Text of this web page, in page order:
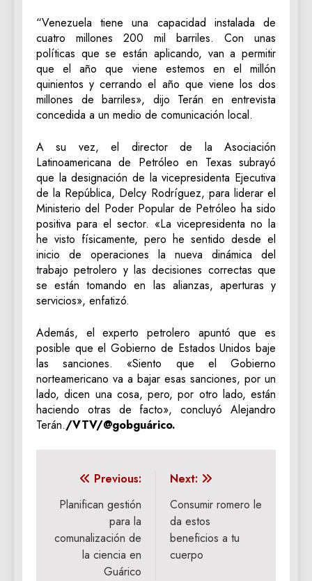
“Venezuela tiene una capacidad instalada de
cuatro millones 200 mil barriles. Con unas
políticas que se están aplicando, van a permitir
que el año que viene estemos en el millón
quinientos y cerrando el año que viene los dos
millones de barriles», dijo Terán en entrevista
concedida a un medio de comunicación local.
A su vez, el director de la Asociación
Latinoamericana de Petróleo en Texas subrayó
que la designación de la vicepresidenta Ejecutiva
de la República, Delcy Rodríguez, para liderar el
Ministerio del Poder Popular de Petróleo ha sido
positiva para el sector. «La vicepresidenta no la
he visto físicamente, pero he sentido desde el
inicio de operaciones la nueva dinámica del
trabajo petrolero y las decisiones correctas que
se están tomando en las alianzas, aperturas y
servicios», enfatizó.
Además, el experto petrolero apuntó que es
posible que el Gobierno de Estados Unidos baje
las sanciones. «Siento que el Gobierno
norteamericano va a bajar esas sanciones, por un
lado, dicen una cosa, pero, por otro lado, están
haciendo otras de facto», concluyó Alejandro
Terán./VTV/@gobguárico.
Navegación
de
entradas
Previous:
Planifican gestión
para la
comunalización de
la ciencia en
Guárico
Next:
Consumir romero le
da estos
beneficios a tu
cuerpo